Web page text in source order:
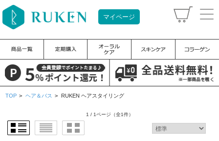
マイページ
TOP > ヘア＆バス > RUKEN ヘアスタイリング
1 / 1ページ （全1件）